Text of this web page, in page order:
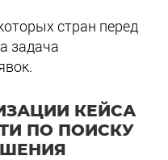
стран перед
задача
КЕЙСА
ПО ПОИСКУ